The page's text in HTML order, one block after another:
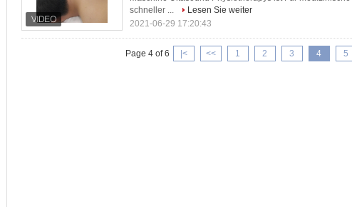
schneller ...
Lesen Sie weiter
2021-06-29 17:20:43
Page 4 of 6 |< << 1 2 3 4 5